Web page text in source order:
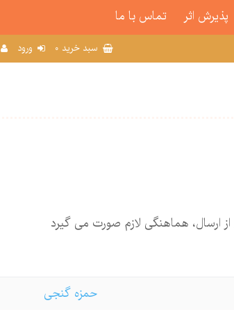
پذیرش اثر تماس با ما
سبد خرید 0 ورود
ارسال، هماهنگی لازم صورت می گیرد
حمزه گنجی